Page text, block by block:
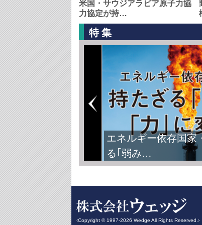
米国・サウジアラビア原子力協
力協定が持…
特集
エネルギー依存国
る｢弱み…
‹Copyright © 1997-2026 Wedge All Rights Reserved.›